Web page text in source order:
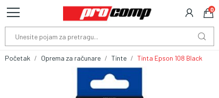
0
Početak Oprema za računare Tinte Tinta Epson 108 Black